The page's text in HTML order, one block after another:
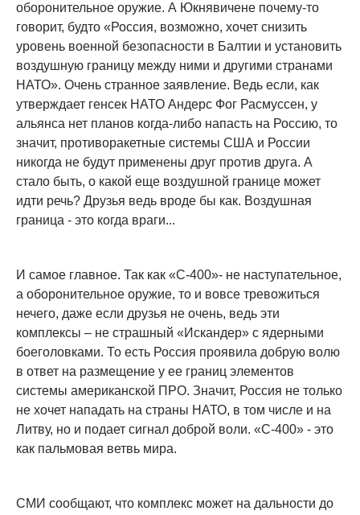
оборонительное оружие. А Юкнявичене почему-то
говорит, будто «Россия, возможно, хочет снизить
уровень военной безопасности в Балтии и установить
воздушную границу между ними и другими странами
НАТО». Очень странное заявление. Ведь если, как
утверждает генсек НАТО Андерс Фог Расмуссен, у
альянса нет планов когда-либо напасть на Россию, то
значит, противоракетные системы США и России
никогда не будут применены друг против друга. А
стало быть, о какой еще воздушной границе может
идти речь? Друзья ведь вроде бы как. Воздушная
граница - это когда враги...
И самое главное. Так как «С-400»- не наступательное,
а оборонительное оружие, то и вовсе тревожиться
нечего, даже если друзья не очень, ведь эти
комплексы – не страшный «Искандер» с ядерными
боеголовками. То есть Россия проявила добрую волю
в ответ на размещение у ее границ элементов
системы американской ПРО. Значит, Россия не только
не хочет нападать на страны НАТО, в том числе и на
Литву, но и подает сигнал доброй воли. «С-400» - это
как пальмовая ветвь мира.
СМИ сообщают, что комплекс может на дальности до